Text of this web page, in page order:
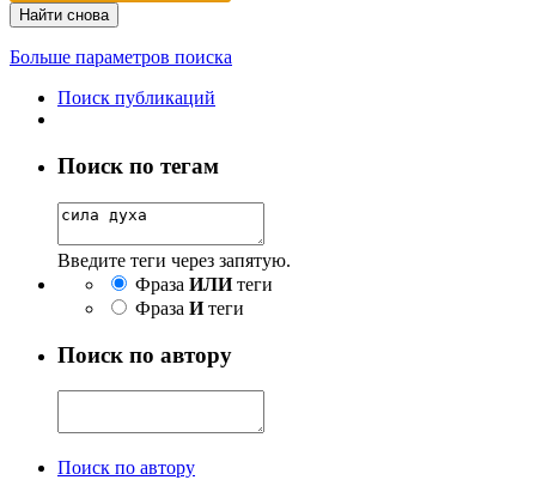
Найти снова
Больше параметров поиска
Поиск публикаций
Поиск по тегам
Введите теги через запятую.
Фраза ИЛИтеги
Фраза Итеги
Поиск по автору
Поиск по автору